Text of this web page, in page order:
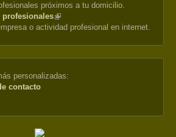
próximos a tu domicilio.
profesionales(link
is
o actividad profesional en internet.
personalizadas:
contacto